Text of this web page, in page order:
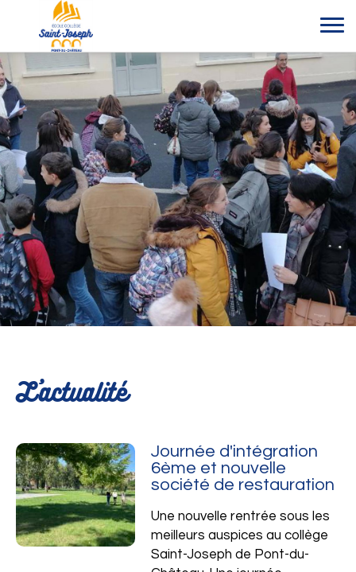
L'actualité
Journée d'intégration
6ème et nouvelle
société de restauration
Une nouvelle rentrée sous les
meilleurs auspices au collège
Saint-Joseph de Pont-du-